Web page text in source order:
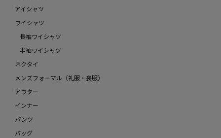
アイシャツ
ワイシャツ
長袖ワイシャツ
半袖ワイシャツ
ネクタイ
メンズフォーマル（礼服・喪服）
アウター
インナー
パンツ
バッグ